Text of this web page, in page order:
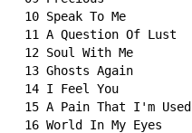
10 Speak To Me
11 A Question Of Lust
12 Soul With Me
13 Ghosts Again
14 I Feel You
15 A Pain That I'm
16 World In My Eyes